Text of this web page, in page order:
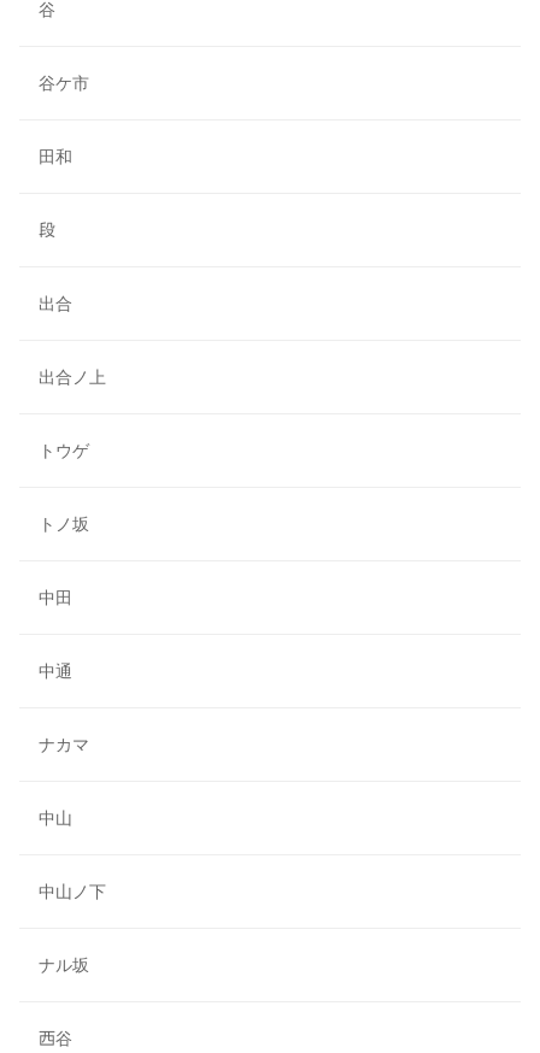
谷
谷ケ市
田和
段
出合
出合ノ上
トウゲ
トノ坂
中田
中通
ナカマ
中山
中山ノ下
ナル坂
西谷